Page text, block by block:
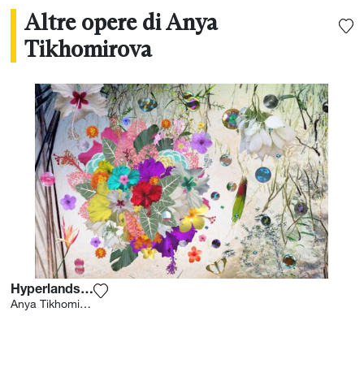
Altre opere di Anya
Tikhomirova
Hyperlandscape 2
Anya Tikhomirova